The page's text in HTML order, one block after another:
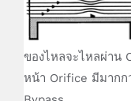
ของไหลจะไหลผ่าน
หน้า Orifice มีมากก